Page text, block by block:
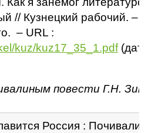
// Кузнецкий рабочий.
– URL :
kuz/kuz17_35_1.pdf
повести Г.Н.
Россия :